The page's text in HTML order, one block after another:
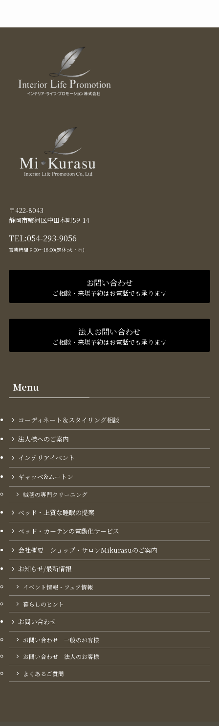
〒422-8043
静岡市駿河区中田本町59-14
TEL:054-293-9056
営業時間 9:00〜18:00(定休:火・水)
お問い合わせ
ご相談・来場予約はお電話でも承ります
法人お問い合わせ
ご相談・来場予約はお電話でも承ります
Menu
コーディネート＆スタイリング​相談
法人様へのご案内
インテリアイベント
ギャッベ&ムートン
絨毯の専門クリーニング
ベッド・上質な睡眠の提案
ベッド・カーテンの電動化サービス
会社概要 ショップ・サロンMikurasuのご案内​
お知らせ/最新情報
イベント情報・フェア情報
暮らしのヒント
お問い合わせ
お問い合わせ 一般のお客様
お問い合わせ 法人のお客様
よくあるご質問